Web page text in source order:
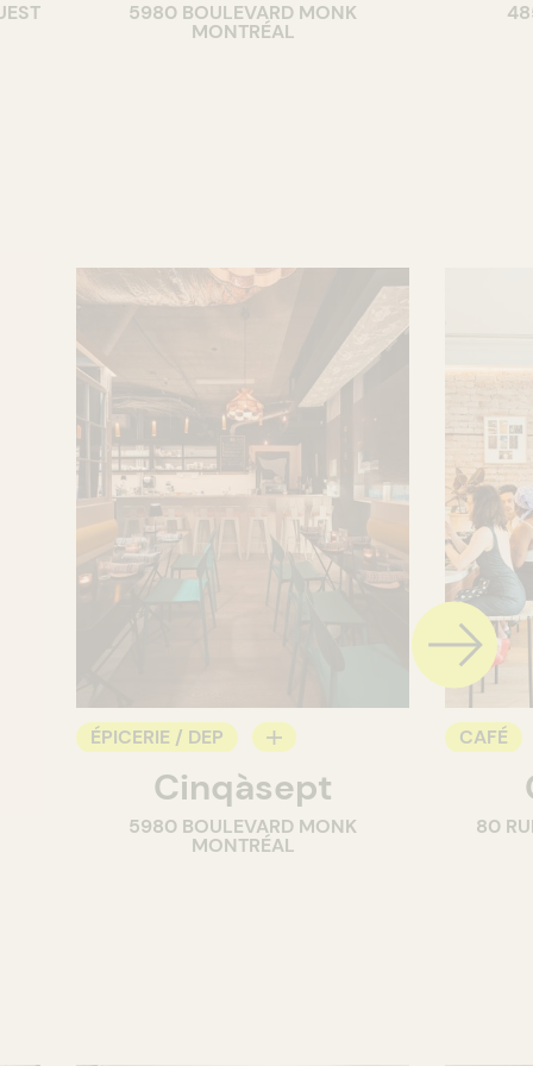
CAVISTE
5980 BOULEVARD MONK
MONTRÉAL
ÉPICERIE / DEP
COMPTOIR
CAVISTE
Cinqàsept
5980 BOULEVARD MONK
MONTRÉAL
CAFÉ
80